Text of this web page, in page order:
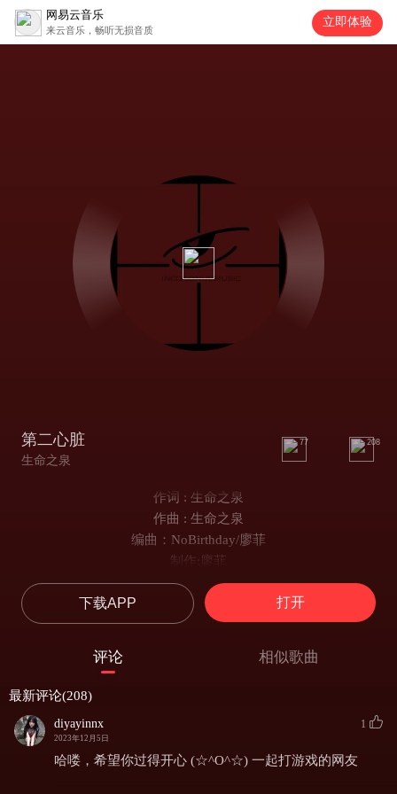
网易云音乐
来云音乐，畅听无损音质
立即体验
第二心脏
生命之泉
77 208
作词 : 生命之泉
作曲 : 生命之泉
编曲：NoBirthday/廖菲
制作:廖菲
录音：Allen
我不开心 我过的不洒脱
镜子里的反射面是你揉造了我
连自己都能放弃还会有什么不可
着急喷薄而出的火焰点燃我的一切
流泪心碎落满全身铸成最坚硬的铁
下载APP 打开
评论 相似歌曲
最新评论(208)
diyayinnx
2023年12月5日
1
哈喽，希望你过得开心 (☆^O^☆) 一起打游戏的网友